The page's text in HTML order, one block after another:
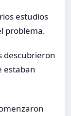
estudios
problema.
descubrieron
estaban